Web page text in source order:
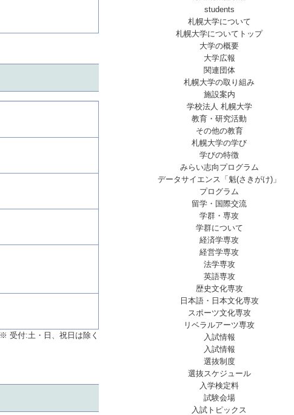
students
札幌大学について
札幌大学についてトップ
大学の概要
大学広報
関連団体
札幌大学の取り組み
施設案内
学校法人 札幌大学
教育・研究活動
その他の教育
札幌大学の学び
学びの特徴
みらい志向プログラム
データサイエンス「魁(さきがけ)」
プログラム
留学・国際交流
学群・専攻
学群について
経済学専攻
経営学専攻
法学専攻
英語専攻
歴史文化専攻
日本語・日本文化専攻
スポーツ文化専攻
リベラルアーツ専攻
入試情報
入試情報
選抜制度
選抜スケジュール
入学検定料
試験会場
入試トピックス
※ 受付:土・日、祝日は除く